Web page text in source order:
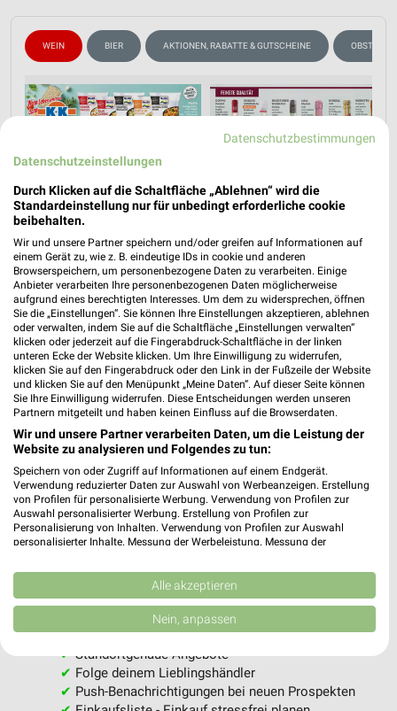
WEIN BIER AKTIONEN, RABATTE & GUTSCHEINE OBST &
Jetzt alle "Wein" Themen entdecken!
MEHR PROSPEKTE
weekli - Prospekte & Angebote App
Alle K+K Angebote immer griffbereit – mit der kostenlosen
weekli App für iOS & Android.
✔Standortgenaue Angebote
✔ Folge deinem Lieblingshändler
✔ Push-Benachrichtigungen bei neuen Prospekten
Datenschutzbestimmungen
Datenschutzeinstellungen
Durch Klicken auf die Schaltfläche „Ablehnen“ wird die
Standardeinstellung nur für unbedingt erforderliche cookie
beibehalten.
Wir und unsere Partner speichern und/oder greifen auf Informationen auf
einem Gerät zu, wie z. B. eindeutige IDs in cookie und anderen
Browserspeichern, um personenbezogene Daten zu verarbeiten. Einige
Anbieter verarbeiten Ihre personenbezogenen Daten möglicherweise
aufgrund eines berechtigten Interesses. Um dem zu widersprechen, öffnen
Sie die „Einstellungen“. Sie können Ihre Einstellungen akzeptieren, ablehnen
oder verwalten, indem Sie auf die Schaltfläche „Einstellungen verwalten“
klicken oder jederzeit auf die Fingerabdruck-Schaltfläche in der linken
unteren Ecke der Website klicken. Um Ihre Einwilligung zu widerrufen,
klicken Sie auf den Fingerabdruck oder den Link in der Fußzeile der Website
und klicken Sie auf den Menüpunkt „Meine Daten“. Auf dieser Seite können
Sie Ihre Einwilligung widerrufen. Diese Entscheidungen werden unseren
Partnern mitgeteilt und haben keinen Einfluss auf die Browserdaten.
Wir und unsere Partner verarbeiten Daten, um die Leistung der
Website zu analysieren und Folgendes zu tun:
Speichern von oder Zugriff auf Informationen auf einem Endgerät.
Verwendung reduzierter Daten zur Auswahl von Werbeanzeigen. Erstellung
von Profilen für personalisierte Werbung. Verwendung von Profilen zur
Auswahl personalisierter Werbung. Erstellung von Profilen zur
Personalisierung von Inhalten. Verwendung von Profilen zur Auswahl
personalisierter Inhalte. Messung der Werbeleistung. Messung der
Kombinationen von Daten aus verschiedenen Quellen. Entwicklung und
Verbesserung der Angebote. Verwendung reduzierter Daten zur Auswahl
von Inhalten.
Daten können außerhalb der Europäischen Union weitergegeben und in die
USA gesendet werden.
Website/App.
Partnerliste anzeigen (1 IAB-Anbieter)
Wir nutzen Ihre Daten für folgende Zwecke:
Alle akzeptieren
Nein, anpassen